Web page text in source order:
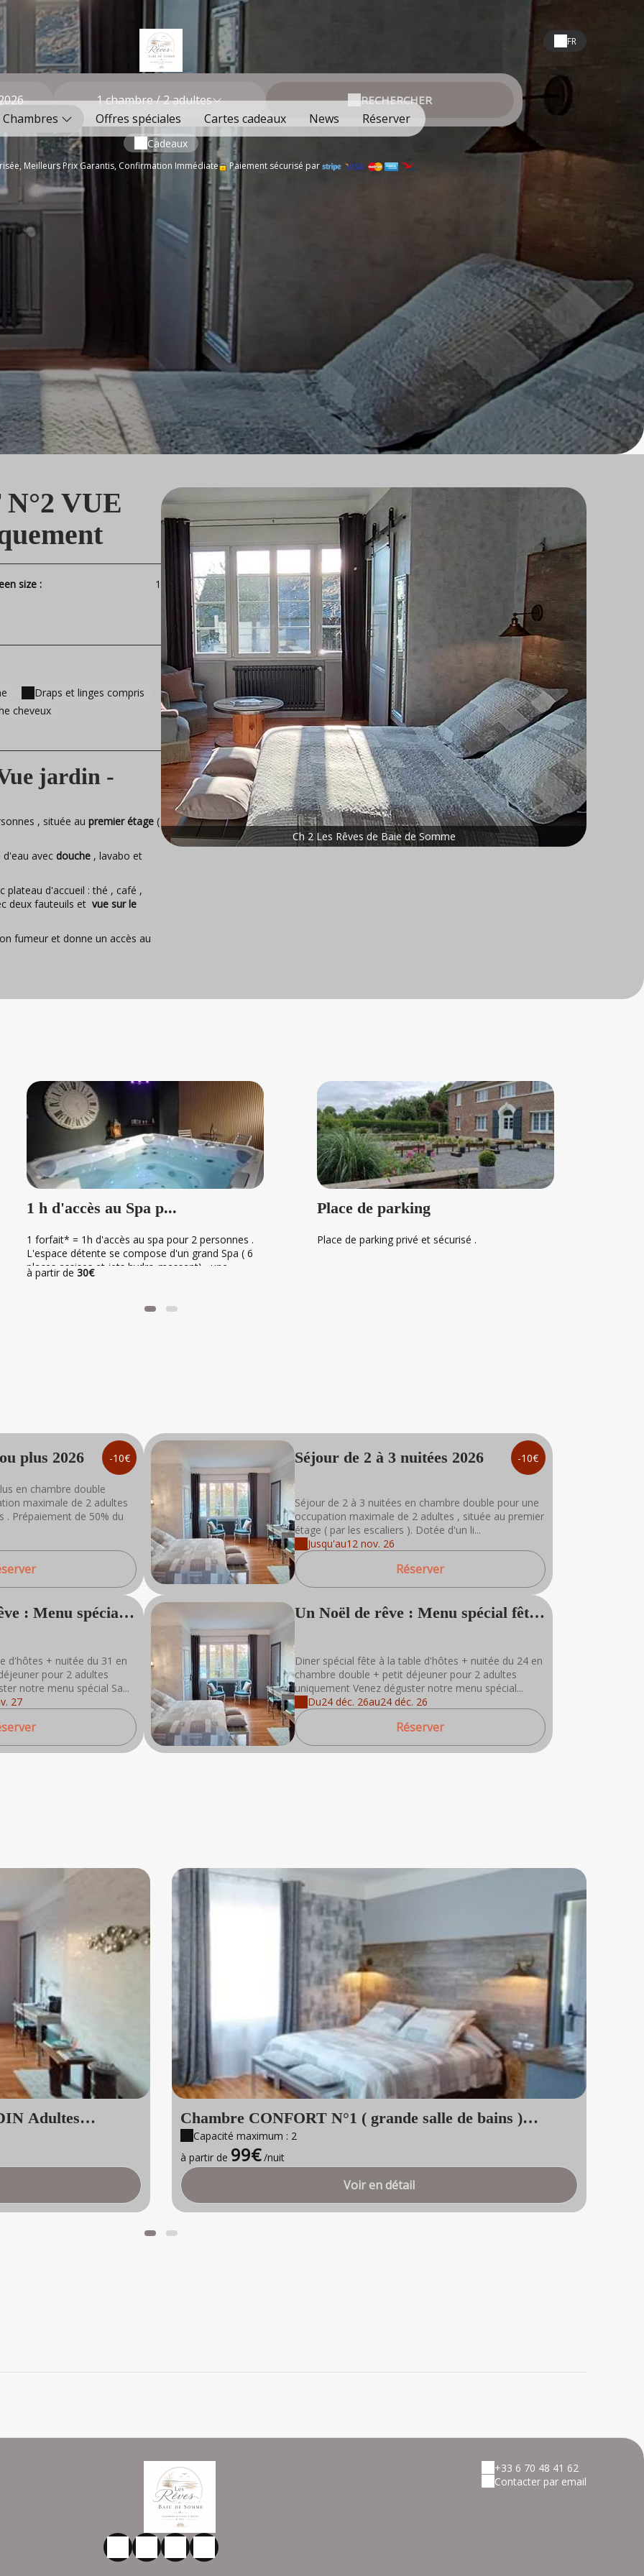
FR
Chambres Offres spéciales Cartes cadeaux News Réserver
1chambre /2adultes RECHERCHER
Cadeaux
Meilleurs Prix Garantis, Confirmation Immédiate Paiement sécurisé par
VUE
size : 1
Draps et linges compris
cheveux
jardin -
, située au premier étage (
d'eau avec douche , lavabo et
plateau d'accueil : thé , café ,
deux fauteuils et vue sur le
fumeur et donne un accès au
Ch 2 Les Rêves de Baie de Somme
1 h d'accès au Spa p...
1 forfait* = 1h d'accès au spa pour 2 personnes .
L'espace détente se compose d'un grand Spa ( 6
places assises et jets hydro-massant) , une
douche à l'italienne ,
Il est ouvert de 10h à 21h .sur réservation
d'éviter les comportements inappropriés .
Toute dégradation du matériel ( prix du matériel)
ou de l'eau du spa sera facturée
( vidange , nettoyage , remplissage et chauffe =
24h de travail et de perte d'activité = 100 euros ) .
Par mesure d'hygiène il est interdit de manger ou
boire dans le spa ( dans l'eau ) .
Les personnes souffrant de problèmes de peau (
ex : psoriasis , coups de soleil qui pèlent etc ) sont
priées de ne
pas utiliser le spa ( pour leur propre santé ainsi que
pour maintenir la qualité de l'eau ) .
Les personnes souffrant de pathologies sont
priées de demander un avis médical avant
utilisation .
L'établissement décline toute responsabilité en cas
de problèmes de santé pendant ou après
l'utilisation du spa .
Le port du burkini n'est pas autorisé .
Nous déclinons toute responsabilité concernant
l'utilisation de téléphones portables dans le spa (
à partir de 30€
Place de parking
Place de parking privé et sécurisé .
plus 2026 -10€
en chambre double
maximale de 2 adultes
. Prépaiement de 50% du
Séjour de 2 à 3 nuitées 2026 -10€
Séjour de 2 à 3 nuitées en chambre double pour une
occupation maximale de 2 adultes , située au premier
étage ( par les escaliers ). Dotée d'un li...
Jusqu'au12 nov. 26
Réserver
: Menu spécial
d'hôtes + nuitée du 31 en
pour 2 adultes
notre menu spécial Sa...
27
Un Noël de rêve : Menu spécial fête
Diner spécial fête à la table d'hôtes + nuitée du 24 en
chambre double + petit déjeuner pour 2 adultes
uniquement Venez déguster notre menu spécial...
Du24 déc. 26au24 déc. 26
Réserver
Adultes
Chambre CONFORT N°1 ( grande salle de bains )
Adultes Uniquement
Capacité maximum : 2
à partir de 99€/nuit
Voir en détail
+33 6 70 48 41 62
Contacter par email